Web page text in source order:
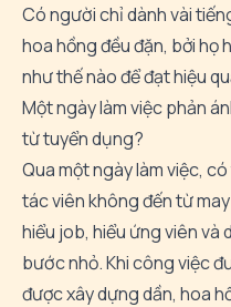
Có người chỉ dành vài
hoa hồng đều đặn, bởi họ
như thế nào để đạt hiệu
Một ngày làm việc phản
từ tuyển dụng?
Qua một ngày làm việc,
tác viên không đến từ
hiểu job, hiểu ứng viên
bước nhỏ. Khi công việc
được xây dựng dần, hoa